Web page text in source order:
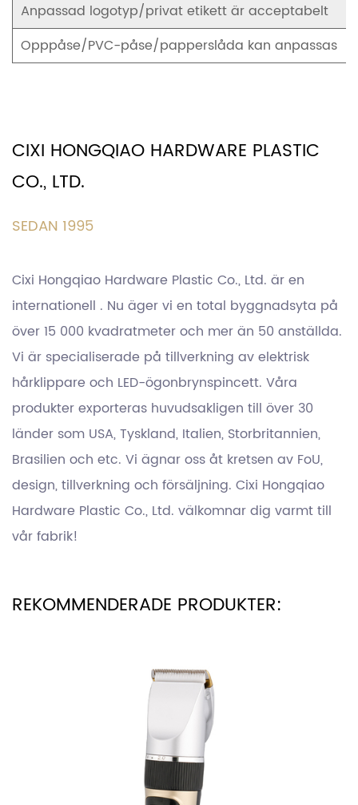
Anpassad logotyp/privat etikett är acceptabelt
Opppåse/PVC-påse/papperslåda kan anpassas
CIXI HONGQIAO HARDWARE PLASTIC
CO., LTD.
SEDAN 1995
Cixi Hongqiao Hardware Plastic Co., Ltd. är en
internationell . Nu äger vi en total byggnadsyta på
över 15 000 kvadratmeter och mer än 50 anställda.
Vi är specialiserade på tillverkning av elektrisk
hårklippare och LED-ögonbrynspincett. Våra
produkter exporteras huvudsakligen till över 30
länder som USA, Tyskland, Italien, Storbritannien,
Brasilien och etc. Vi ägnar oss åt kretsen av FoU,
design, tillverkning och försäljning. Cixi Hongqiao
Hardware Plastic Co., Ltd. välkomnar dig varmt till
vår fabrik!
REKOMMENDERADE PRODUKTER: